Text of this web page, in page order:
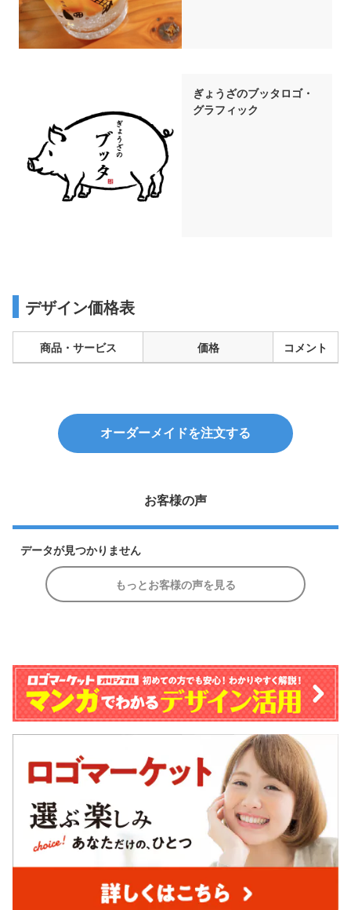
ぎょうざのブッタロゴ・
グラフィック
デザイン価格表
商品・サービス 価格 コメント
オーダーメイドを注文する
お客様の声
データが見つかりません
もっとお客様の声を見る